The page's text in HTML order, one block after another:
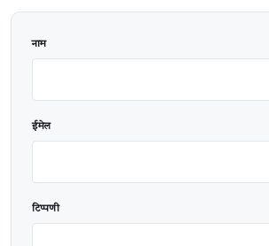
नाम
ईमेल
टिप्पणी